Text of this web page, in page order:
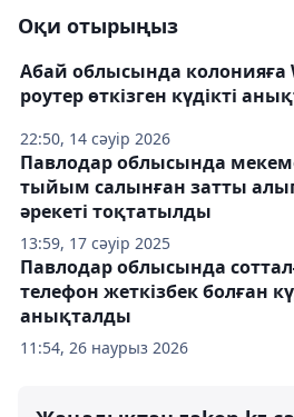
Оқи отырыңыз
22:50, 14 сәуір 2026
Абай облысында колонияға
роутер өткізген күдікті
13:59, 17 сәуір 2025
Павлодар облысында
тыйым салынған затты
әрекеті тоқтатылды
11:54, 26 наурыз 2026
Павлодар облысында
телефон жеткізбек болған
анықталды